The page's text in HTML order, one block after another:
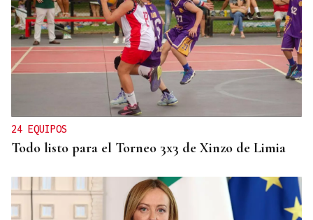
FESTIVAL INTERNACIONAL
Vilariño de Conso despide el XI ViBoMask
24 EQUIPOS
Todo listo para el Torneo 3x3 de Xinzo de Limia